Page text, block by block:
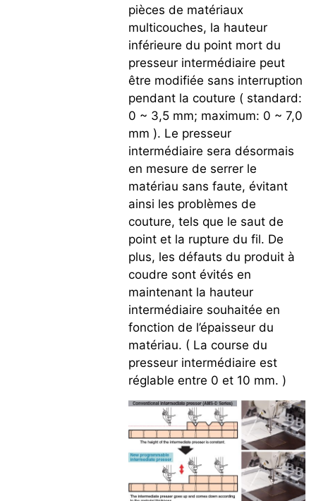
pièces de matériaux
multicouches, la hauteur
inférieure du point mort du
presseur intermédiaire peut
être modifiée sans interruption
pendant la couture ( standard:
0 ~ 3,5 mm; maximum: 0 ~ 7,0
mm ). Le presseur
intermédiaire sera désormais
en mesure de serrer le
matériau sans faute, évitant
ainsi les problèmes de
couture, tels que le saut de
point et la rupture du fil. De
plus, les défauts du produit à
coudre sont évités en
maintenant la hauteur
intermédiaire souhaitée en
fonction de l’épaisseur du
matériau. ( La course du
presseur intermédiaire est
réglable entre 0 et 10 mm. )